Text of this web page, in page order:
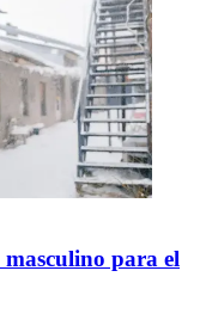
para el